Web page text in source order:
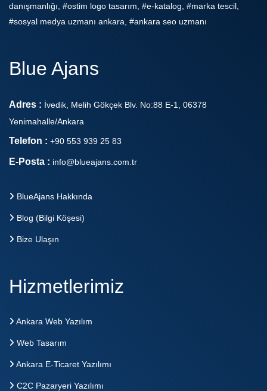
danışmanlığı, #ostim logo tasarım, #e-katalog, #marka tescil,
#sosyal medya uzmanı ankara, #ankara seo uzmanı
Blue Ajans
Adres : İvedik, Melih Gökçek Blv. No:88 E-1, 06378
Yenimahalle/Ankara
Telefon : +90 553 939 25 83
E-Posta : info@blueajans.com.tr
BlueAjans Hakkında
Blog (Bilgi Köşesi)
Bize Ulaşın
Hizmetlerimiz
Ankara Web Yazılım
Web Tasarım
Ankara E-Ticaret Yazılımı
C2C Pazaryeri Yazılımı